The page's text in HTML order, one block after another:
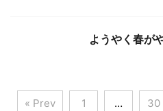
ようやく春が
« Prev 1 … 30